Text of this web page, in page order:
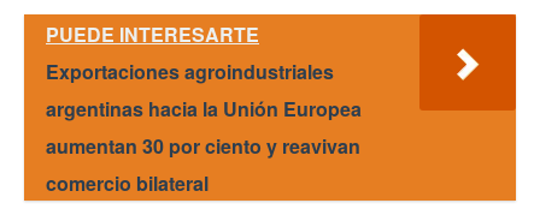
PUEDE INTERESARTE
Exportaciones agroindustriales
argentinas hacia la Unión Europea
aumentan 30 por ciento y reavivan
comercio bilateral